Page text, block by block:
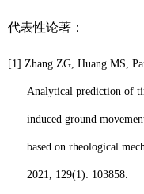
代表性论著：
[1] Zhang ZG, Huang MS,
Analytical prediction of
induced ground
based on rheological
2021, 129(1): 103858.